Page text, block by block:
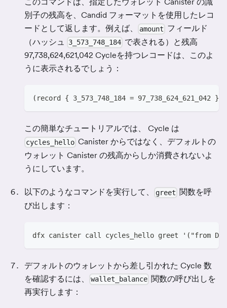
別子の残高を、Candid フォーマットを使用したレコ
ードとして返します。例えば、
amount フィールド
（ハッシュ
3_573_748_184 で表される）と残高
97,738,624,621,042 Cycleを持つレコードは、このよ
うに表示されるでしょう：
(record { 3_573_748_184 = 97_738_624_621_042 })
この簡単なチュートリアルでは、 Cycle は
cycles_hello Canister からではなく、デフォルトの
ウォレット Canister の残高からしか消費されないよ
うにしています。
以下のようなコマンドを実行して、 greet 関数を呼
び出します：
dfx canister call cycles_hello greet '("from
デフォルトのウォレットから差し引かれた Cycle 数
を確認するには、
wallet_balance 関数の呼び出しを
再実行します：